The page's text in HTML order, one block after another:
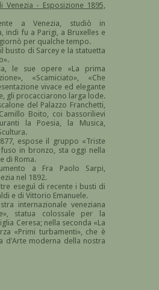
Venezia - Esposizione 1895,
a Venezia, studiò in
indi fu a Parigi, a Bruxelles e
per qualche tempo.
busto di Sarcey e la statuetta
le sue opere «La prima
«Scamiciato», «Che
vivace ed elegante
gli procacciarono larga lode.
del Palazzo Franchetti,
Boito, coi bassorilievi
la Poesia, la Musica,
espose il gruppo «Triste
fuso in bronzo, sta oggi nella
di Roma.
a Fra Paolo Sarpi,
nel 1892.
eseguì di recente i busti di
e di Vittorio Emanuele.
internazionale veneziana
statua colossale per la
Ceresa; nella seconda «La
«Primi turbamenti», che è
d'Arte moderna della nostra